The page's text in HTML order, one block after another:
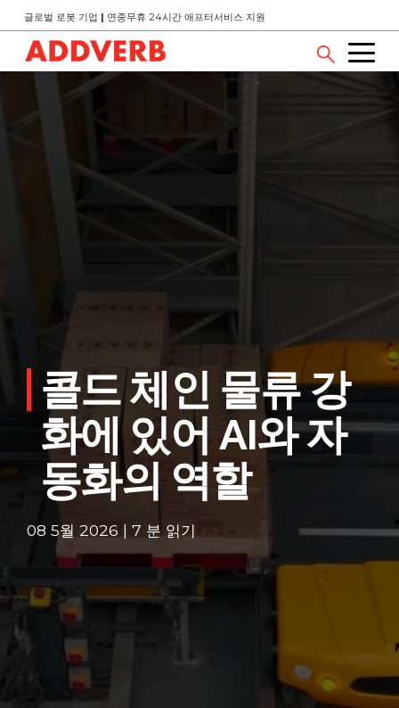
글로벌 로봇 기업 | 연중무휴 24시간 애프터서비스 지원
콜드 체인 물류 강
화에 있어 AI와 자
동화의 역할
08 5월 2026 | 7 분 읽기